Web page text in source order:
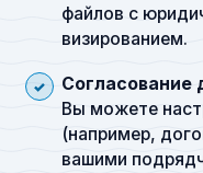
файлов с
визированием.
Согласование
Вы можете
(например,
вашими